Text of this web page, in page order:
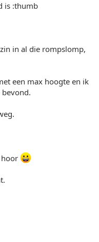
is :thumb
in al die rompslomp,
een max hoogte en ik
hoor